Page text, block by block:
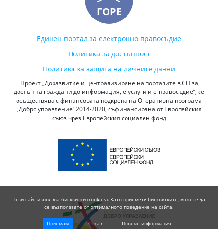
ГОРЕ
Единен портал за електронно правосъдие
Политика за достъпност
Политика за защита на личните данни
Проект „Доразвитие и централизиране на порталите в СП за
достъп на граждани до информация, е-услуги и е-правосъдие“, се
осъществява с финансовата подкрепа на Оперативна програма
„Добро управление“ 2014-2020, съфинансирана от Европейския
съюз чрез Европейския социален фонд
Този сайт използва бисквитки (cookies). Като приемете бисквитките, можете да
се възползвате от оптималното поведение на сайта.
Приемам Отказ Повече информация